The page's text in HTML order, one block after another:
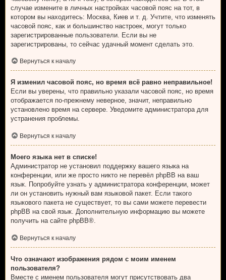
случае измените в личных настройках часовой пояс на тот, в
котором вы находитесь: Москва, Киев и т. д. Учтите, что изменять
часовой пояс, как и большинство настроек, могут только
зарегистрированные пользователи. Если вы не
зарегистрированы, то сейчас удачный момент сделать это.
Вернуться к началу
Я изменил часовой пояс, но время всё равно неправильное!
Если вы уверены, что правильно указали часовой пояс, но время
отображается по-прежнему неверное, значит, неправильно
установлено время на сервере. Уведомите администратора для
устранения проблемы.
Вернуться к началу
Моего языка нет в списке!
Администратор не установил поддержку вашего языка на
конференции, или же просто никто не перевёл phpBB на ваш
язык. Попробуйте узнать у администратора конференции, может
ли он установить нужный вам языковой пакет. Если такого
языкового пакета не существует, то вы сами можете перевести
phpBB на свой язык. Дополнительную информацию вы можете
получить на сайте phpBB®.
Вернуться к началу
Что означают изображения рядом с моим именем
пользователя?
Вместе с именем пользователя могут присутствовать два